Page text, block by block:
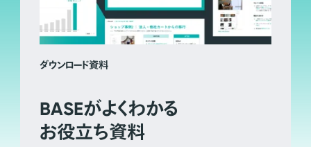
ダウンロード資料
BASEがよくわかる
お役立ち資料